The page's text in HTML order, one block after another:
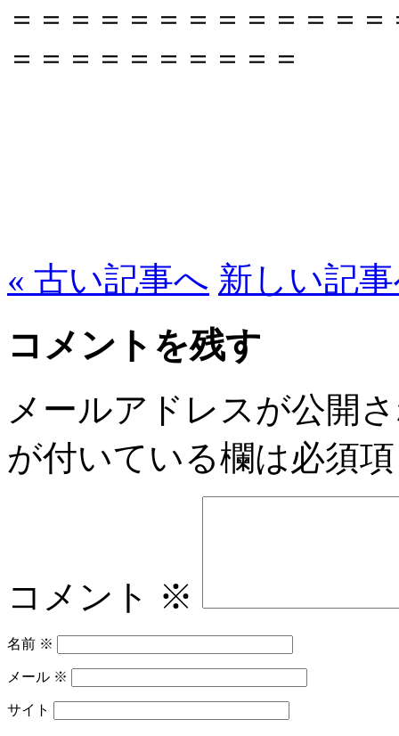
＝＝＝＝＝＝＝＝＝＝＝＝
＝＝＝＝＝＝＝＝＝＝
« 古い記事へ 新しい記
コメントを残す
メールアドレスが公開
が付いている欄は必須
コメント ※
名前 ※
メール ※
サイト